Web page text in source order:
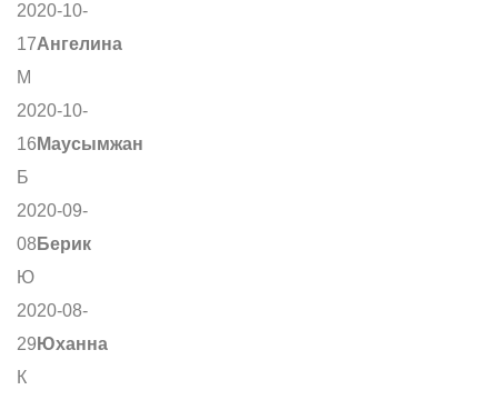
2020-10-
17Ангелина
М
2020-10-
16 Маусымжан
Б
2020-09-
08 Берик
Ю
2020-08-
29 Юханна
К